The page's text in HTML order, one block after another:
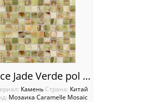
Onice Jade Verde pol Мозаика Caramelle mosaic Pietrine
Камень Cтрана: Китай
Мозаика Caramelle Mosaic